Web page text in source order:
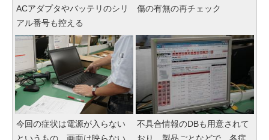
ACアダプタやバッテリのシリ
アル番号も控える
傷の有無の再チェック
今回の症状は電源が入らない
というもの。画面は映らない
不具合情報のDBも用意されて
おり、製品ごとなどで、各症